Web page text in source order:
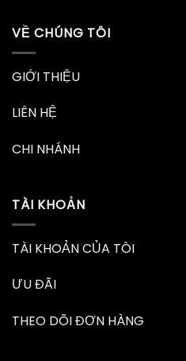
VỀ CHÚNG TÔI
GIỚI THIỆU
LIÊN HỆ
CHI NHÁNH
TÀI KHOẢN
TÀI KHOẢN CỦA TÔI
ƯU ĐÃI
THEO DÕI ĐƠN HÀNG